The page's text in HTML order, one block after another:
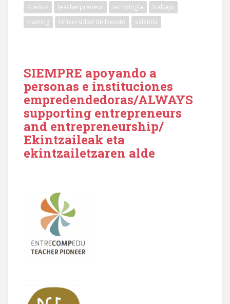
sueños
teacherpreneur tecnología
trabajo
training
Universidad de Deusto valentía
SIEMPRE apoyando a
personas e instituciones
empredendedoras/ALWAYS
supporting entrepreneurs
and entrepreneurship/
Ekintzaileak eta
ekintzailetzaren alde